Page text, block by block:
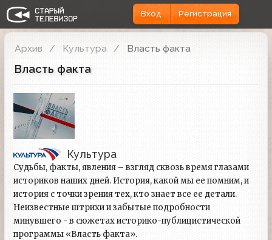
Вход Регистрация
Архив Культура Власть факта
Власть факта
Культура
Судьбы, факты, явления – взгляд сквозь время глазами
историков наших дней. История, какой мы ее помним, и
история с точки зрения тех, кто знает все ее детали.
Неизвестные штрихи и забытые подробности
минувшего - в сюжетах историко-публицистической
программы «Власть факта».